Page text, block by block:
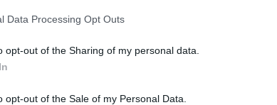
Data Processing Opt Outs
opt-out of the Sharing of my personal data.
opt-out of the Sale of my Personal Data.
nem kettőnk között, semmit se
valamelyikétől dolgokat, mintha
a történések…
Szólj hozzá!